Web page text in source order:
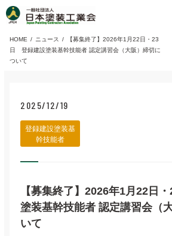
HOME ニュース
【募集終了】2026年1月22日・23
日 登録建設塗装基幹技能者 認定講習会（大阪）締切に
ついて
2025/12/19
登録建設塗装基
幹技能者
【募集終了】2026年1月22日
塗装基幹技能者 認定講習会（
いて